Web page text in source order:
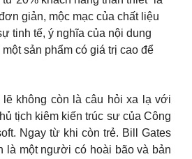
giản, mộc mạc của chất liệu
tinh tế, ý nghĩa của nội dung
sản phẩm có giá trị cao để
không còn là câu hỏi xa lạ với
tịch kiêm kiến trúc sư của Công
Ngay từ khi còn trẻ. Bill Gates
là một người có hoài bão và bản